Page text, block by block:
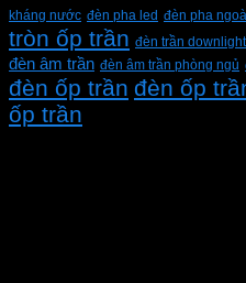
kháng nước đèn pha led đèn pha
tròn ốp trần đèn trần downlight
đèn âm trần đèn âm trần phòng ngủ
đèn ốp trần đèn ốp
ốp trần